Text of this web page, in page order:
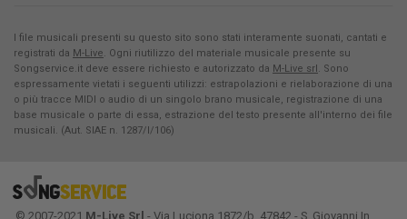
I file musicali presenti su questo sito sono stati interamente suonati, cantati e
registrati da M-Live. Ogni riutilizzo del materiale musicale presente su
Songservice.it deve essere richiesto e autorizzato da M-Live srl. Sono
espressamente vietati i seguenti utilizzi: estrapolazioni e rielaborazione di una
o più tracce MIDI o audio di un singolo brano musicale, registrazione di una
base musicale o parte di essa, estrazione del testo presente all'interno dei file
musicali. (Aut. SIAE n. 1287/I/106)
© 2007-2021 M-Live Srl - Via Luciona 1872/b, 47842 - S. Giovanni In